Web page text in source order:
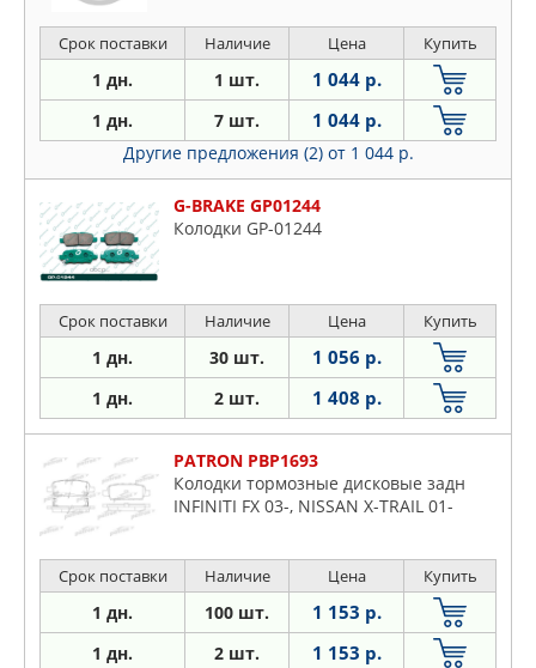
Срок поставки Наличие Цена Купить
1 дн. 1 шт. 1 044 р.
1 дн. 7 шт. 1 044 р.
Другие предложения (2) от 1 044 р.
G-BRAKE GP01244
Колодки GP-01244
Срок поставки Наличие Цена Купить
1 дн. 30 шт. 1 056 р.
1 дн. 2 шт. 1 408 р.
PATRON PBP1693
Колодки тормозные дисковые задн
INFINITI FX 03-, NISSAN X-TRAIL 01-
Срок поставки Наличие Цена Купить
1 дн. 100 шт. 1 153 р.
1 дн. 2 шт. 1 153 р.